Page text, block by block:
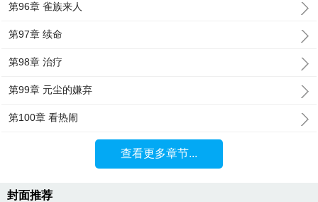
第96章 雀族来人
第97章 续命
第98章 治疗
第99章 元尘的嫌弃
第100章 看热闹
查看更多章节...
封面推荐